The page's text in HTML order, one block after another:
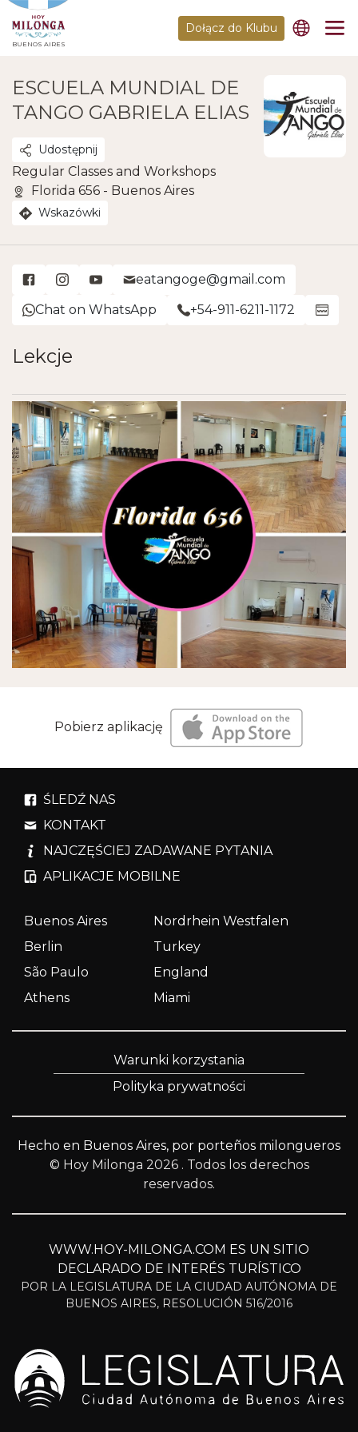
BUENOS AIRES
Dołącz do Klubu
ESCUELA MUNDIAL DE
TANGO GABRIELA ELIAS
Udostępnij
Regular Classes and Workshops
Florida 656 - Buenos Aires
Wskazówki
eatangoge@gmail.com
Chat on WhatsApp
+54-911-6211-1172
Lekcje
Pobierz aplikację
ŚLEDŹ NAS
KONTAKT
NAJCZĘŚCIEJ ZADAWANE PYTANIA
APLIKACJE MOBILNE
Buenos Aires
Nordrhein Westfalen
Berlin
Turkey
São Paulo
England
Athens
Miami
Warunki korzystania
Polityka prywatności
Hecho en Buenos Aires, por porteños milongueros
© Hoy Milonga 2026 . Todos los derechos
reservados.
WWW.HOY-MILONGA.COM ES UN SITIO
DECLARADO DE INTERÉS TURÍSTICO
POR LA LEGISLATURA DE LA CIUDAD AUTÓNOMA DE
BUENOS AIRES, RESOLUCIÓN 516/2016